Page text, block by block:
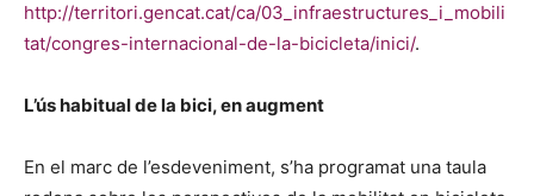
http://territori.gencat.cat/ca/03_infraestructures_i_mobili
tat/congres-internacional-de-la-bicicleta/inici/.
L’ús habitual de la bici, en augment
En el marc de l’esdeveniment, s’ha programat una taula